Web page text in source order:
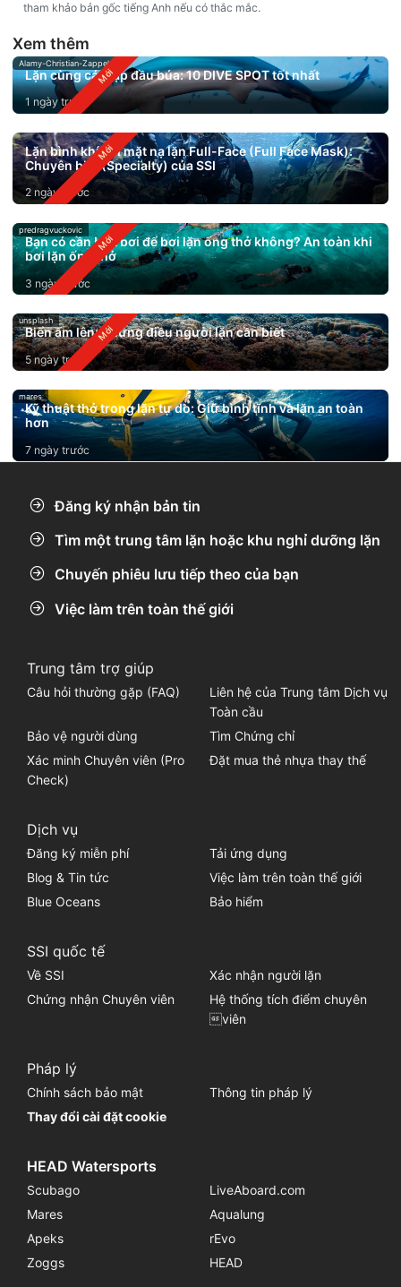
tham khảo bản gốc tiếng Anh nếu có thắc mắc.
Xem thêm
Alamy-Christian-Zappel
Lặn cùng cá mập đầu búa: 10 DIVE SPOT tốt nhất
1 ngày trước
Lặn bình khí với mặt nạ lặn Full-Face (Full Face Mask):
Chuyên biệt (Specialty) của SSI
2 ngày trước
predragvuckovic
Bạn có cần biết bơi để bơi lặn ống thở không? An toàn khi
bơi lặn ống thở
3 ngày trước
unsplash
Biển ấm lên: Những điều người lặn cần biết
5 ngày trước
mares
Kỹ thuật thở trong lặn tự do: Giữ bình tĩnh và lặn an toàn
hơn
7 ngày trước
Đăng ký nhận bản tin
Tìm một trung tâm lặn hoặc khu nghỉ dưỡng lặn
Chuyến phiêu lưu tiếp theo của bạn
Việc làm trên toàn thế giới
Trung tâm trợ giúp
Câu hỏi thường gặp (FAQ)
Liên hệ của Trung tâm Dịch vụ
Toàn cầu
Bảo vệ người dùng
Tìm Chứng chỉ
Xác minh Chuyên viên (Pro
Check)
Đặt mua thẻ nhựa thay thế
Dịch vụ
Đăng ký miễn phí
Tải ứng dụng
Blog & Tin tức
Việc làm trên toàn thế giới
Blue Oceans
Bảo hiểm
SSI quốc tế
Về SSI
Xác nhận người lặn
Chứng nhận Chuyên viên
Hệ thống tích điểm chuyên
viên
Pháp lý
Chính sách bảo mật
Thông tin pháp lý
Thay đổi cài đặt cookie
HEAD Watersports
Scubago
LiveAboard.com
Mares
Aqualung
Apeks
rEvo
Zoggs
HEAD